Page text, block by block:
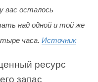
вас осталось
над одной и той же
часа. Источник
ресурс
запас